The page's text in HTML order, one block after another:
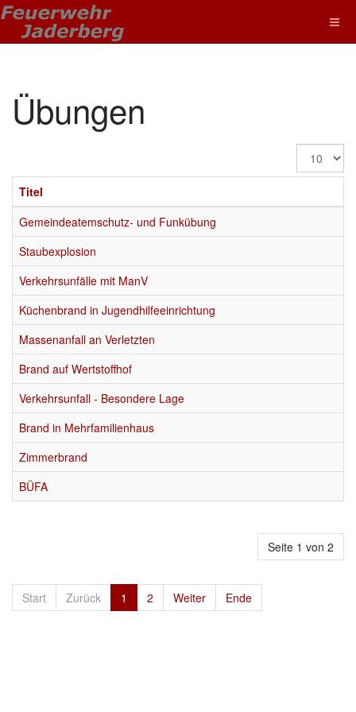
Übungen
Anzeige
#
Titel
Gemeindeatemschutz- und Funkübung
Staubexplosion
Verkehrsunfälle mit ManV
Küchenbrand in Jugendhilfeeinrichtung
Massenanfall an Verletzten
Brand auf Wertstoffhof
Verkehrsunfall - Besondere Lage
Brand in Mehrfamilienhaus
Zimmerbrand
BÜFA
Seite 1 von 2
Start Zurück 1 2 Weiter Ende